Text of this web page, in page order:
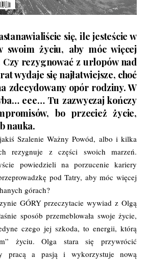
się, ile jesteście w
swoim życiu, aby móc więcej
Czy rezygnować z urlopów nad
wydaje się najłatwiejsze, choć
zdecydowany opór rodziny. W
eee… Tu zazwyczaj kończy
bo przecież życie,
nauka.
Szalenie Ważny Powód, albo i kilka
rezygnuje z części swoich marzeń.
powiedzieli na porzucenie kariery
pod Tatry, aby móc więcej
górach?
GÓRY przeczytacie wywiad z Olgą
sposób przemeblowała swoje życie,
czego jej szkoda, to energii, którą
życiu. Olga stara się przywrócić
pracą a pasją i wykorzystuje nową